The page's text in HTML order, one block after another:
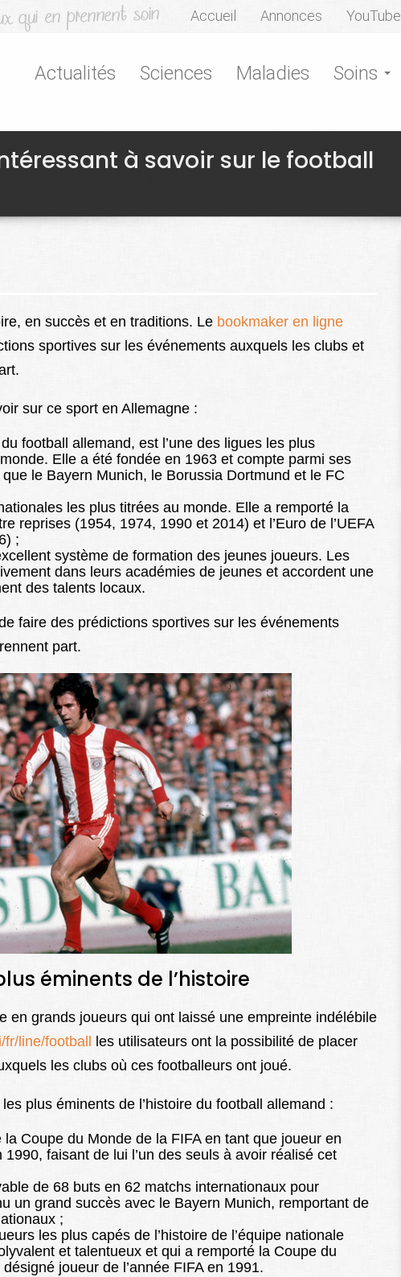
Accueil Annonces YouTube
Actualités Sciences Maladies Soins
à savoir sur le football
en succès et en traditions. Le bookmaker en ligne
sportives sur les événements auxquels les clubs et
sur ce sport en Allemagne :
football allemand, est l’une des ligues les plus
Elle a été fondée en 1963 et compte parmi ses
le Bayern Munich, le Borussia Dortmund et le FC
les plus titrées au monde. Elle a remporté la
reprises (1954, 1974, 1990 et 2014) et l’Euro de l’UEFA
;
système de formation des jeunes joueurs. Les
dans leurs académies de jeunes et accordent une
des talents locaux.
faire des prédictions sportives sur les événements
part.
éminents de l’histoire
en grands joueurs qui ont laissé une empreinte indélébile
line/football
les utilisateurs ont la possibilité de placer
les clubs où ces footballeurs ont joué.
plus éminents de l’histoire du football allemand :
Coupe du Monde de la FIFA en tant que joueur en
faisant de lui l’un des seuls à avoir réalisé cet
de 68 buts en 62 matchs internationaux pour
un grand succès avec le Bayern Munich, remportant de
;
les plus capés de l’histoire de l’équipe nationale
et talentueux et qui a remporté la Coupe du
joueur de l’année FIFA en 1991.